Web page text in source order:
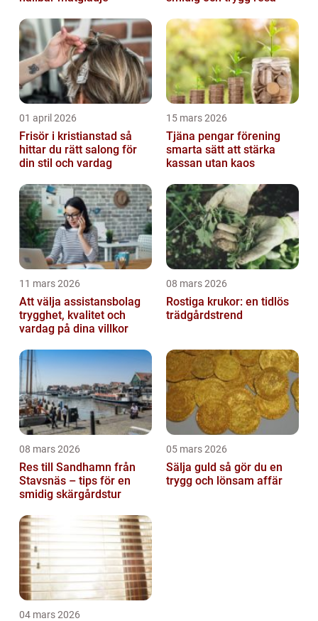
01 april 2026
Frisör i kristianstad så
hittar du rätt salong för
din stil och vardag
15 mars 2026
Tjäna pengar förening
smarta sätt att stärka
kassan utan kaos
11 mars 2026
Att välja assistansbolag
trygghet, kvalitet och
vardag på dina villkor
08 mars 2026
Rostiga krukor: en tidlös
trädgårdstrend
08 mars 2026
Res till Sandhamn från
Stavsnäs – tips för en
smidig skärgårdstur
05 mars 2026
Sälja guld så gör du en
trygg och lönsam affär
04 mars 2026